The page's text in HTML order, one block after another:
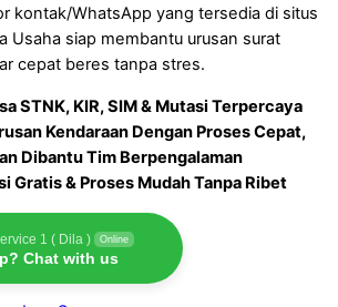
kontak/WhatsApp yang tersedia di situs
Usaha siap membantu urusan surat
cepat beres tanpa stres.
STNK, KIR, SIM & Mutasi Terpercaya
Kendaraan Dengan Proses Cepat,
Dibantu Tim Berpengalaman
Gratis & Proses Mudah Tanpa Ribet
1 ( Dila ) Online
Chat with us